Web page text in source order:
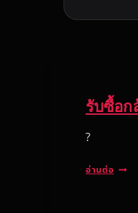
รับซื้อก
?
อ่านต่อ